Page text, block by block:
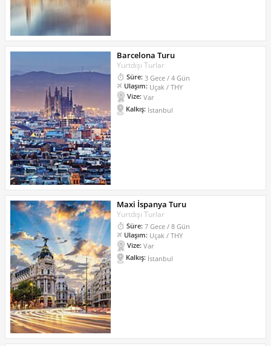
Barcelona Turu
Yurtdışı Turlar
Süre: 3 Gece / 4 Gün
Ulaşım: Uçak / THY
Vize: Var
Kalkış: İstanbul
Maxi İspanya Turu
Yurtdışı Turlar
Süre: 7 Gece / 8 Gün
Ulaşım: Uçak / THY
Vize: Var
Kalkış: İstanbul